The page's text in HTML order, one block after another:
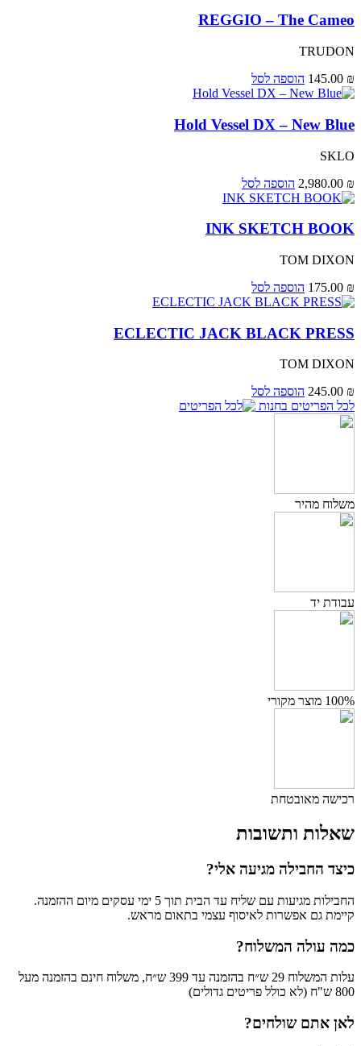
REGGIO – The Cameo
TRUDON
145.00 ₪ הוספה לסל
Hold Vessel DX – New Blue
SKLO
2,980.00 ₪ הוספה לסל
INK SKETCH BOOK
TOM DIXON
175.00 ₪ הוספה לסל
ECLECTIC JACK BLACK PRESS
TOM DIXON
245.00 ₪
הוספה לסל
לכל הפריטים בחנות
משלוח מהיר
עבודת יד
100% מוצר מקורי
רכישה מאובטחת
שאלות ותשובות
כיצד החבילה מגיעה אלי?
החבילות מגיעות עם שליח עד הבית תוך 5 ימי עסקים מיום ההזמנה.
קיימת גם אפשרות לאיסוף עצמי בתאום מראש.
כמה עולה המשלוח?
עלות המשלוח 29 ש״ח בהזמנה עד 399 ש״ח, משלוח חינם בהזמנה מעל
800 ש"ח (לא כולל פריטים גדולים)
לאן אתם שולחים?